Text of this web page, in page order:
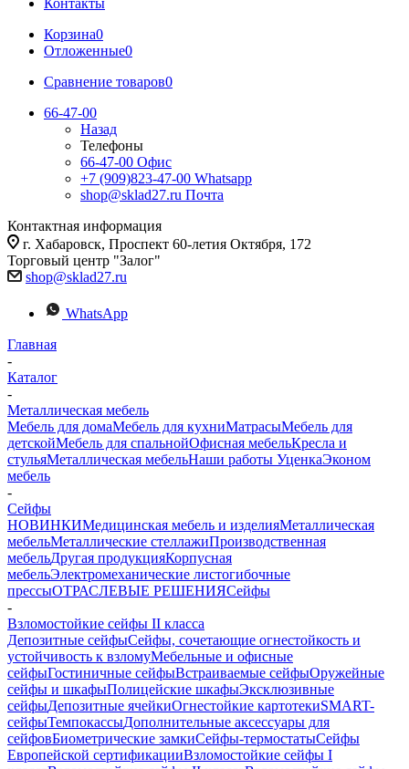
Контакты
Корзина0
Отложенные0
Сравнение товаров0
66-47-00
Назад
Телефоны
66-47-00 Офис
+7 (909)823-47-00 Whatsapp
shop@sklad27.ru Почта
Контактная информация
г. Хабаровск, Проспект 60-летия Октября, 172
Торговый центр "Залог"
shop@sklad27.ru
WhatsApp
Главная
-
Каталог
-
Металлическая мебель
Мебель для домаМебель для кухниМатраcыМебель для
детскойМебель для спальнойОфисная мебельКресла и
стульяМеталлическая мебельНаши работы УценкаЭконом
мебель
-
Сейфы
НОВИНКИМедицинская мебель и изделияМеталлическая
мебельМеталлические стеллажиПроизводственная
мебельДругая продукцияКорпусная
мебельЭлектромеханические листогибочные
прессыОТРАСЛЕВЫЕ РЕШЕНИЯСейфы
-
Взломостойкие сейфы II класса
Депозитные сейфыСейфы, сочетающие огнестойкость и
устойчивость к взломуМебельные и офисные
сейфыГостиничные сейфыВстраиваемые сейфыОружейные
сейфы и шкафыПолицейские шкафыЭксклюзивные
сейфыДепозитные ячейкиОгнестойкие картотекиSMART-
сейфыТемпокассыДополнительные аксессуары для
сейфовБиометрические замкиСейфы-термостатыСейфы
Европейской сертификацииВзломостойкие сейфы I